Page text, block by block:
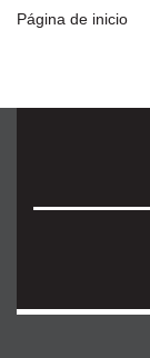
Página de inicio